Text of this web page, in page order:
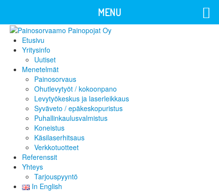
Etusivu
Yritysinfo
Uutiset
Menetelmät
Painosorvaus
Ohutlevytyöt / kokoonpano
Levytyökeskus ja laserleikkaus
Syväveto / epäkeskopuristus
Puhallinkaulusvalmistus
Koneistus
Käsilaserhitsaus
Verkkotuotteet
Referenssit
Yhteys
Tarjouspyyntö
In English
MENU